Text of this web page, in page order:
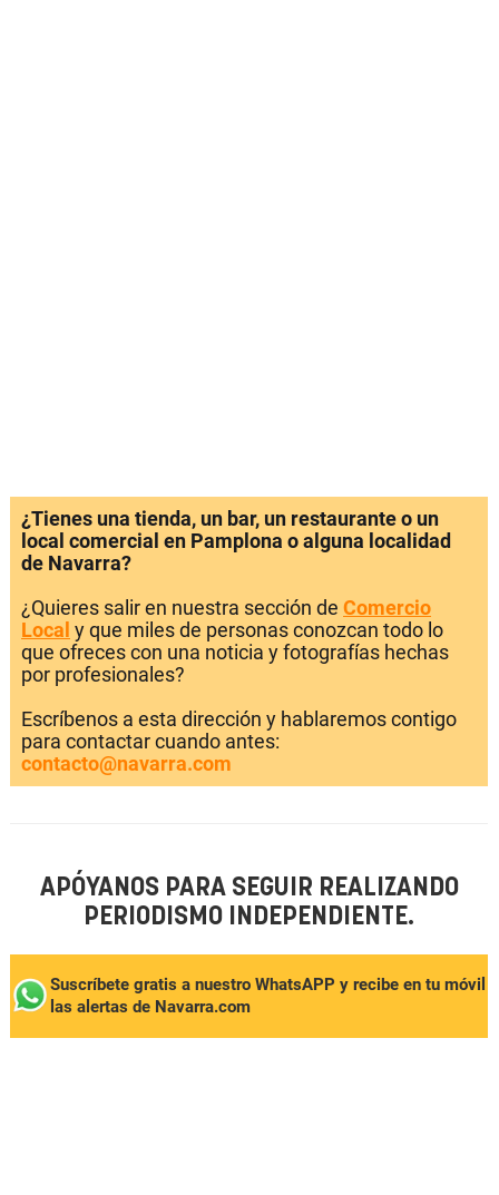
¿Tienes una tienda, un bar, un restaurante o un
local comercial en Pamplona o alguna localidad
de Navarra?
¿Quieres salir en nuestra sección de Comercio
Local y que miles de personas conozcan todo lo
que ofreces con una noticia y fotografías hechas
por profesionales?
Escríbenos a esta dirección y hablaremos contigo
para contactar cuando antes:
contacto@navarra.com
APÓYANOS PARA SEGUIR REALIZANDO
PERIODISMO INDEPENDIENTE.
Suscríbete gratis a nuestro WhatsAPP y recibe en tu móvil
las alertas de Navarra.com